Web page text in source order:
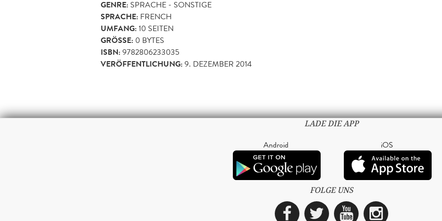
GENRE: SPRACHE - SONSTIGE
SPRACHE: FRENCH
UMFANG:10 SEITEN
GRÖSSE: 0 BYTES
ISBN:9782806233035
VERÖFFENTLICHUNG:9. DEZEMBER 2014
LADE DIE APP
Android iOS
FOLGE UNS
Facebook
TwitterYouTube